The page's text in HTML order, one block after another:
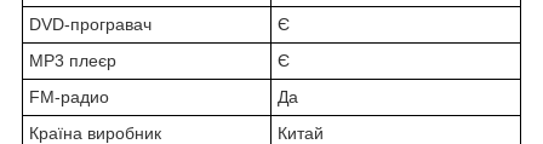
DVD-програвач
Є
MP3 плеєр
Є
FM-радио
Да
Країна виробник
Китай